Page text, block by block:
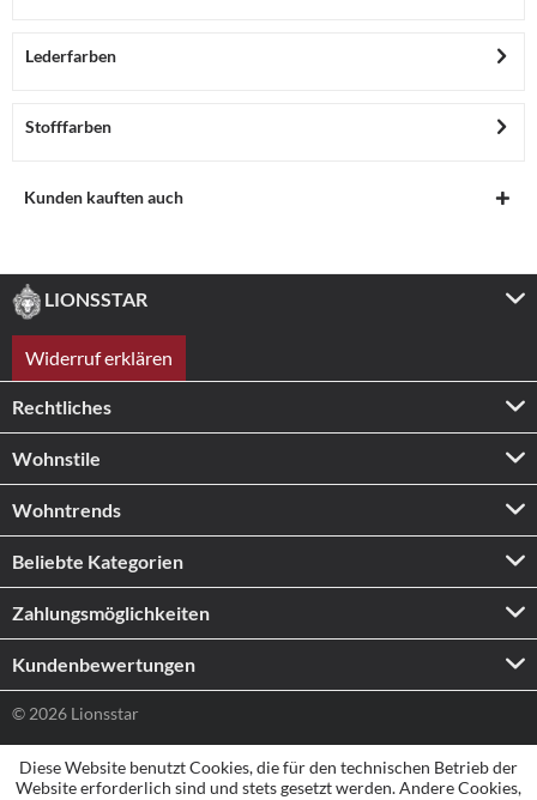
Lederfarben
Stofffarben
Kunden kauften auch
LIONSSTAR
Widerruf erklären
Rechtliches
Wohnstile
Wohntrends
Beliebte Kategorien
Zahlungs­möglichkeiten
Kundenbewertungen
© 2026 Lionsstar
Diese Website benutzt Cookies, die für den technischen Betrieb der
Website erforderlich sind und stets gesetzt werden. Andere Cookies,